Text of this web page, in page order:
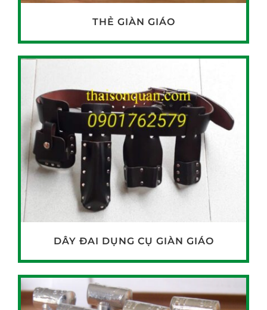
THẺ GIÀN GIÁO
DÂY ĐAI DỤNG CỤ GIÀN GIÁO